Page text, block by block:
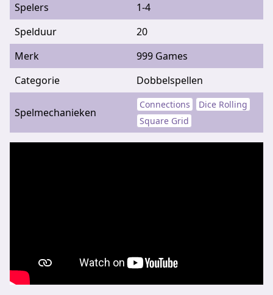
Spelers
1-4
Spelduur
20
Merk
999 Games
Categorie
Dobbelspellen
Spelmechanieken
Connections
Dice Rolling
Square Grid